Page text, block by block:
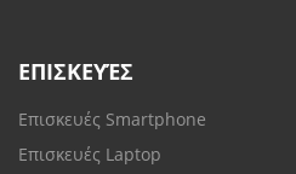
ΕΠΙΣΚΕΥΈΣ
Επισκευές Smartphone
Επισκευές Laptop